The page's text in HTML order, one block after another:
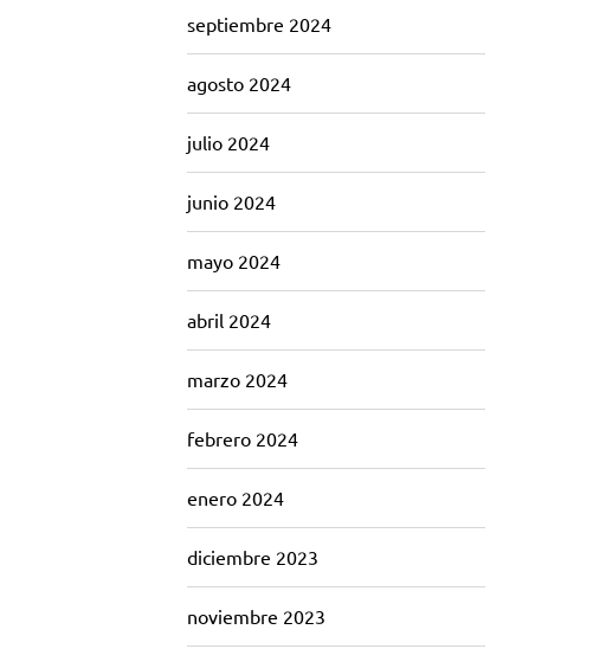
septiembre 2024
agosto 2024
julio 2024
junio 2024
mayo 2024
abril 2024
marzo 2024
febrero 2024
enero 2024
diciembre 2023
noviembre 2023